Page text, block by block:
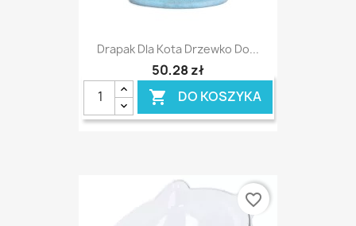
Drapak Dla Kota Drzewko Do...
50,28 zł
 DO KOSZYKA
favorite_border